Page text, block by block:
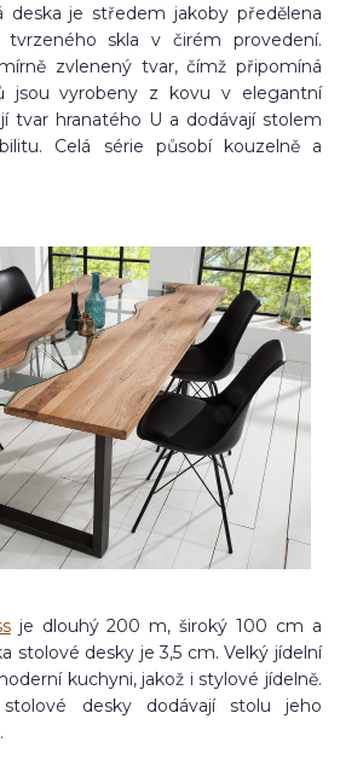
deska je středem jakoby předělena
skla v čirém provedení.
zvlenený tvar, čímž připomíná
jsou vyrobeny z kovu v elegantní
tvar hranatého U a dodávají stolem
Celá série působí kouzelně a
je dlouhý 200 m, široký 100 cm a
stolové desky je 3,5 cm. Velký jídelní
kuchyni, jakož i stylové jídelně.
desky dodávají stolu jeho